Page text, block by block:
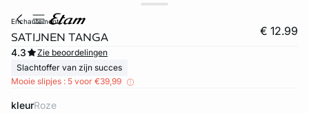
enchantement
SATIJNEN TANGA € 12.99
4.3
Zie beoordelingen
Slachtoffer van zijn succes
Mooie slipjes : 5 voor €39,99
kleur roze